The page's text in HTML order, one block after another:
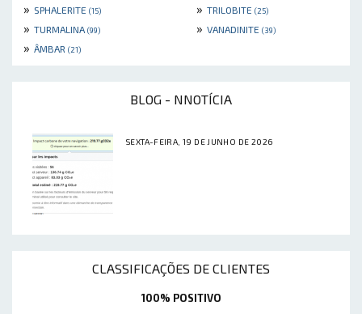
» SPHALERITE (15) » TRILOBITE (25)
» TURMALINA (99) » VANADINITE (39)
» ÂMBAR (21)
BLOG - NNOTÍCIA
SEXTA-FEIRA, 19 DE JUNHO DE 2026
CLASSIFICAÇÕES DE CLIENTES
100% POSITIVO